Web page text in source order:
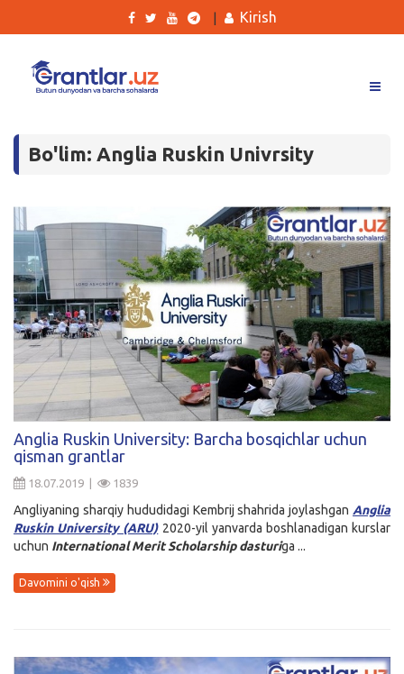
Tanlovlar
Kurslar
Blog
Yana
Qidirish
Kirish
Kirish
Bo'lim: Anglia Ruskin Univrsity
Anglia Ruskin University: Barcha bosqichlar uchun
qisman grantlar
18.07.2019 | 1839
Angliyaning sharqiy hududidagi Kembrij shahrida joylashgan Anglia
Ruskin University (ARU) 2020-yil yanvarda boshlanadigan kurslar
uchun International Merit Scholarship dasturiga ...
Davomini o'qish